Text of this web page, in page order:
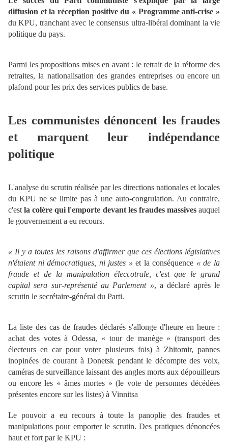
diffusion et la réception positive du « Programme anti-crise »
du KPU, tranchant avec le consensus ultra-libéral dominant la vie
politique du pays.
Parmi les propositions mises en avant : le retrait de la réforme des
retraites, la nationalisation des grandes entreprises ou encore un
plafond pour les prix des services publics de base.
Les communistes dénoncent les fraudes
et marquent leur indépendance
politique
L'analyse du scrutin réalisée par les directions nationales et locales
du KPU ne se limite pas à une auto-congrulation. Au contraire,
c'estla colère qui l'emporte devant les fraudes massivesauquel
le gouvernement a eu recours.
« Il y a toutes les raisons d'affirmer que ces élections législatives
n'étaient ni démocratiques, ni justes » et la conséquence « de la
fraude et de la manipulation éleccotrale, c'est que le grand
capital sera sur-représenté au Parlement », a déclaré après le
scrutin le secrétaire-général du Parti.
La liste des cas de fraudes déclarés s'allonge d'heure en heure :
achat des votes à Odessa, « tour de manège » (transport des
électeurs en car pour voter plusieurs fois) à Zhitomir, pannes
inopinées de courant à Donetsk pendant le décompte des voix,
caméras de surveillance laissant des angles morts aux dépouilleurs
ou encore les « âmes mortes » (le vote de personnes décédées
présentes encore sur les listes) à Vinnitsa
Le pouvoir a eu recours à toute la panoplie des fraudes et
manipulations pour emporter le scrutin. Des pratiques dénoncées
haut et fort par le KPU :